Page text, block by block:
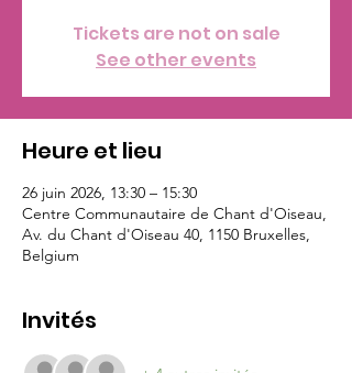
Tickets are not on sale
See other events
Heure et lieu
26 juin 2026, 13:30 – 15:30
Centre Communautaire de Chant d'Oiseau,
Av. du Chant d'Oiseau 40, 1150 Bruxelles,
Belgium
Invités